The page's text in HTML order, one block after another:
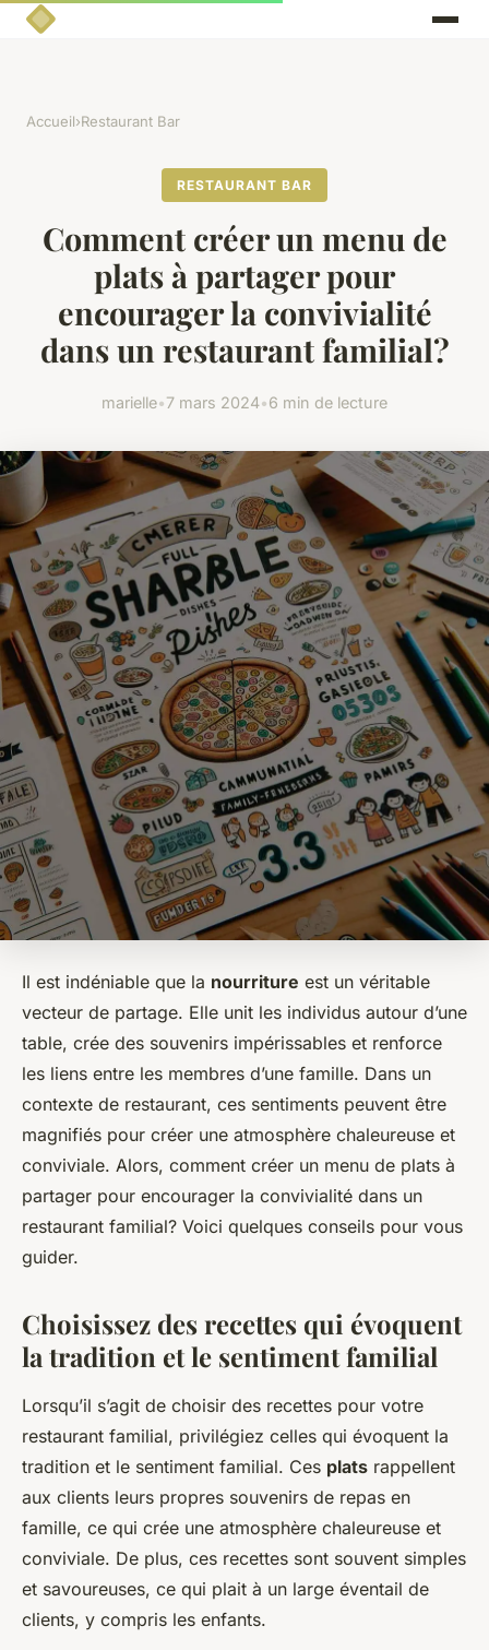
Accueil›Restaurant Bar
RESTAURANT BAR
Comment créer un menu de
plats à partager pour
encourager la convivialité
dans un restaurant familial?
marielle•7 mars 2024•6 min de lecture
Il est indéniable que la nourriture est un véritable
vecteur de partage. Elle unit les individus autour d’une
table, crée des souvenirs impérissables et renforce
les liens entre les membres d’une famille. Dans un
contexte de restaurant, ces sentiments peuvent être
magnifiés pour créer une atmosphère chaleureuse et
conviviale. Alors, comment créer un menu de plats à
partager pour encourager la convivialité dans un
restaurant familial? Voici quelques conseils pour vous
guider.
Choisissez des recettes qui évoquent
la tradition et le sentiment familial
Lorsqu’il s’agit de choisir des recettes pour votre
restaurant familial, privilégiez celles qui évoquent la
tradition et le sentiment familial. Ces plats rappellent
aux clients leurs propres souvenirs de repas en
famille, ce qui crée une atmosphère chaleureuse et
conviviale. De plus, ces recettes sont souvent simples
et savoureuses, ce qui plait à un large éventail de
clients, y compris les enfants.